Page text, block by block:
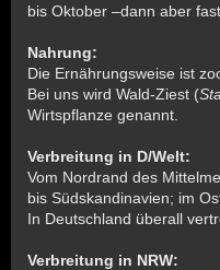
bis Oktober –dann aber
Nahrung:
Die Ernährungsweise ist
Bei uns wird Wald-Ziest (
Wirtspflanze genannt.
Verbreitung in D/Welt:
Vom Nordrand des
bis Südskandinavien; im
In Deutschland überall
Verbreitung in NRW: